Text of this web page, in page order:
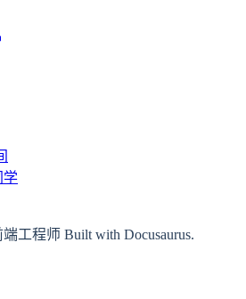
学
工程师 Built with Docusaurus.